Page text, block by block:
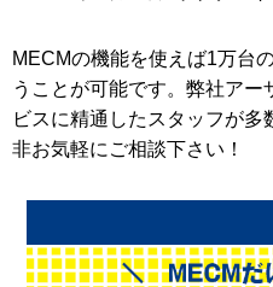
MECMの機能を使えば1万台
うことが可能です。弊社ア
ビスに精通したスタッフが
非お気軽にご相談下さい！